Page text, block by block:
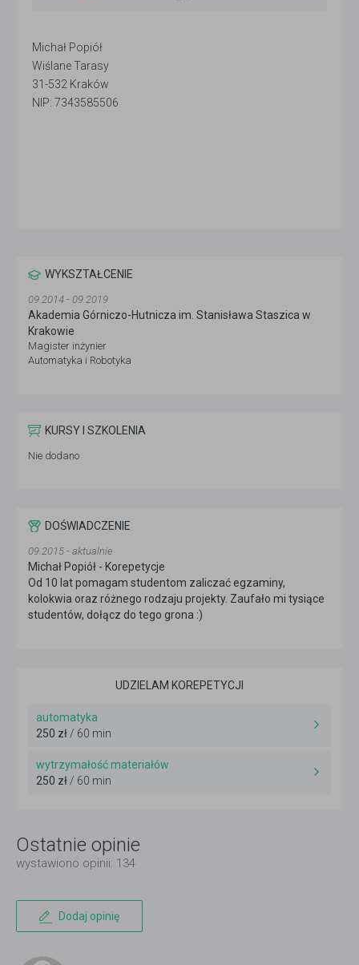
Michał Popiół
Wiślane Tarasy
31-532 Kraków
NIP: 7343585506
WYKSZTAŁCENIE
09.2014 - 09.2019
Akademia Górniczo-Hutnicza im. Stanisława Staszica w
Krakowie
Magister inżynier
Automatyka i Robotyka
KURSY I SZKOLENIA
Nie dodano
DOŚWIADCZENIE
09.2015 - aktualnie
Michał Popiół - Korepetycje
Od 10 lat pomagam studentom zaliczać egzaminy,
kolokwia oraz różnego rodzaju projekty. Zaufało mi tysiące
studentów, dołącz do tego grona :)
UDZIELAM KOREPETYCJI
automatyka
250 zł / 60 min
wytrzymałość materiałów
250 zł / 60 min
Ostatnie opinie
wystawiono opinii: 134
Dodaj opinię